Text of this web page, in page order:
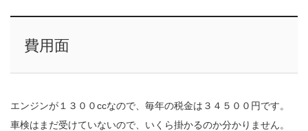
費用面
エンジンが１３００ccなので、毎年の税金は３４５００円です。
車検はまだ受けていないので、いくら掛かるのか分かりません。